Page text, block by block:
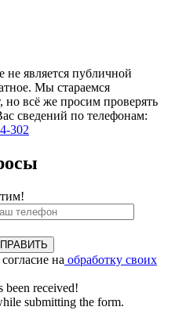
является публичной
Мы стараемся
но всё же просим проверять
сведений по телефонам:
302
на обработку своих
been received!
submitting the form.